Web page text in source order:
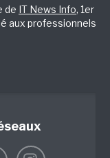
de IT News Info, 1er
aux professionnels